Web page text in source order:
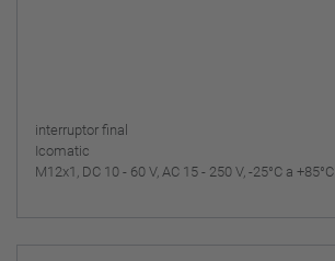
interruptor final
Icomatic
M12x1, DC 10 - 60 V, AC 15 - 250 V, -25°C a +85°C